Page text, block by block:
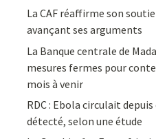
La CAF réaffirme son
avançant ses arguments
La Banque centrale de
mesures fermes pour
mois à venir
RDC : Ebola circulait
détecté, selon une étude